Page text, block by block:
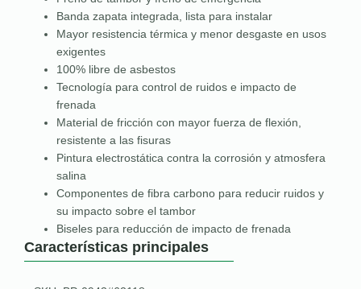
Banda zapata integrada, lista para instalar
Mayor resistencia térmica y menor desgaste en usos
exigentes
100% libre de asbestos
Tecnología para control de ruidos e impacto de
frenada
Material de fricción con mayor fuerza de flexión,
resistente a las fisuras
Pintura electrostática contra la corrosión y atmosfera
salina
Componentes de fibra carbono para reducir ruidos y
su impacto sobre el tambor
Biseles para reducción de impacto de frenada
Características principales